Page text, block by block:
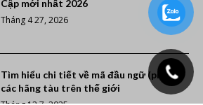
Cập mới nhất 2026
Tháng 4 27, 2026
Tìm hiểu chi tiết về mã đầu ngữ (prefix)
các hãng tàu trên thế giới